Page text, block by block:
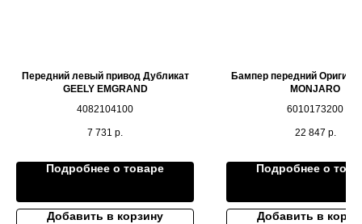
Передний левый привод Дубликат
GEELY EMGRAND
4082104100
7 731 р.
Подробнее о товаре
Добавить в корзину
Бампер передний
MONJARO
6010173200
22 847 р.
Подробнее о
Добавить в